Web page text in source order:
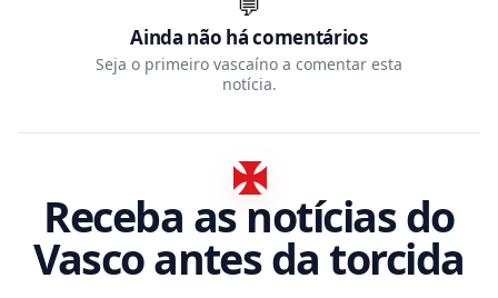
Ainda não há comentários
Seja o primeiro vascaíno a comentar esta
notícia.
Receba as notícias do
Vasco antes da torcida